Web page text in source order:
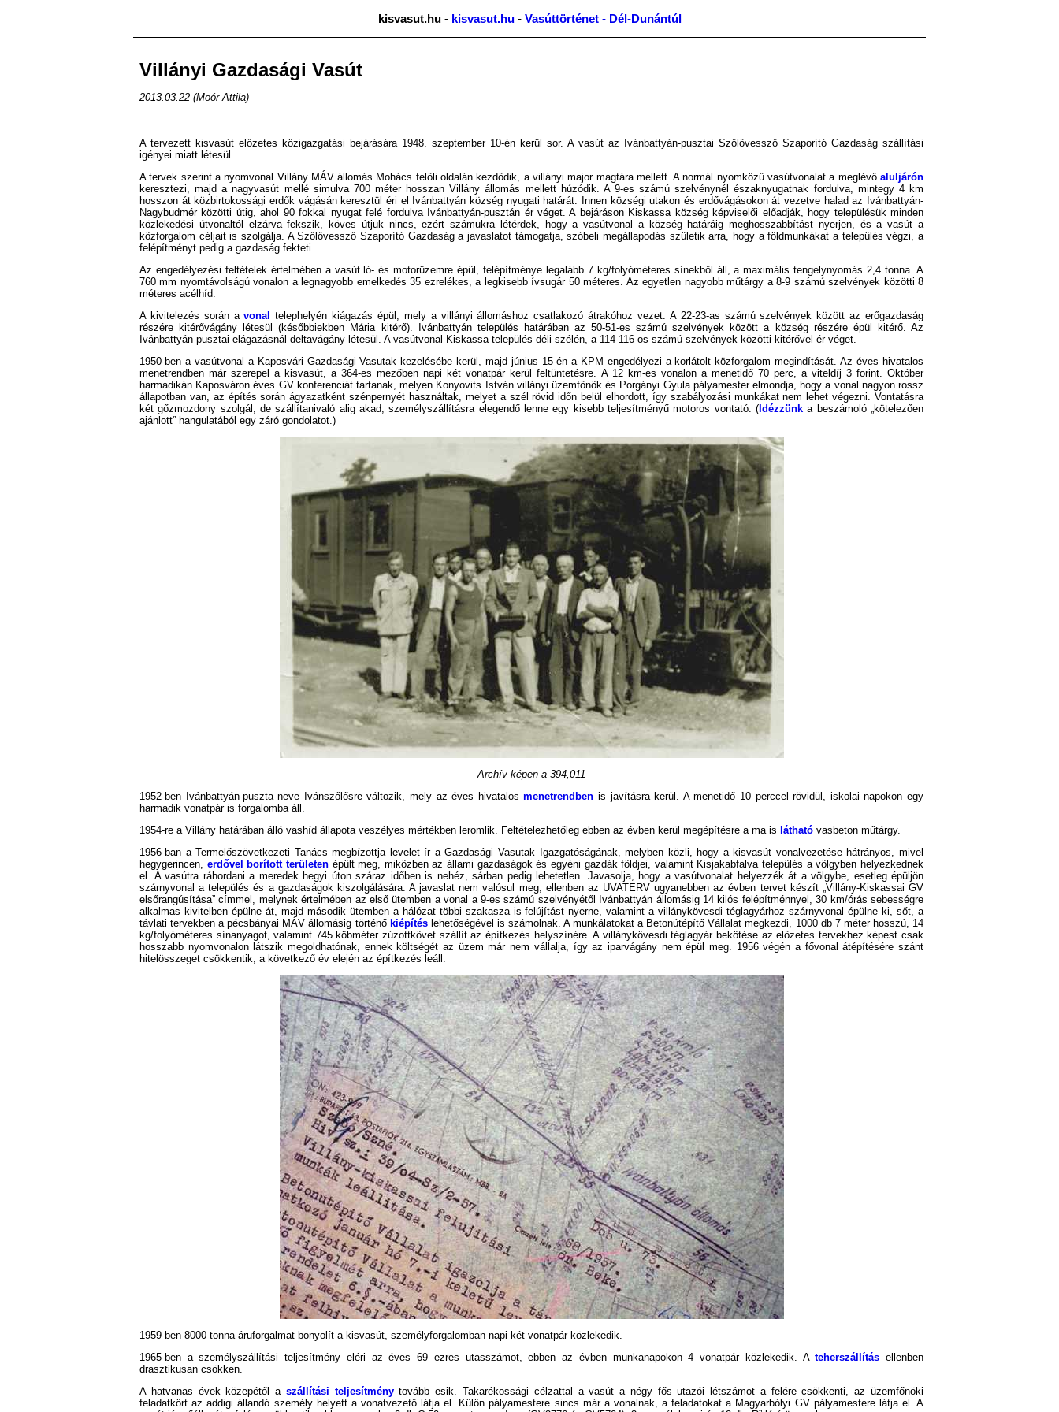
kisvasut.hu - kisvasut.hu- Vasúttörténet - Dél-Dunántúl
Villányi Gazdasági Vasút
2013.03.22 (Moór Attila)
A tervezett kisvasút előzetes közigazgatási bejárására 1948. szeptember 10-én kerül sor. A vasút az Ivánbattyán-pusztai Szőlővessző Szaporító Gazdaság szállítási
igényei miatt létesül.
A tervek szerint a nyomvonal Villány MÁV állomás Mohács felőli oldalán kezdődik, a villányi major magtára mellett. A normál nyomközű vasútvonalat a meglévő aluljárón
keresztezi, majd a nagyvasút mellé simulva 700 méter hosszan Villány állomás mellett húzódik. A 9-es számú szelvénynél északnyugatnak fordulva, mintegy 4 km
hosszon át közbirtokossági erdők vágásán keresztül éri el Ivánbattyán község nyugati határát. Innen községi utakon és erdővágásokon át vezetve halad az Ivánbattyán-
Nagybudmér közötti útig, ahol 90 fokkal nyugat felé fordulva Ivánbattyán-pusztán ér véget. A bejáráson Kiskassa község képviselői előadják, hogy településük minden
közlekedési útvonaltól elzárva fekszik, köves útjuk nincs, ezért számukra létérdek, hogy a vasútvonal a község határáig meghosszabbítást nyerjen, és a vasút a
közforgalom céljait is szolgálja. A Szőlővessző Szaporító Gazdaság a javaslatot támogatja, szóbeli megállapodás születik arra, hogy a földmunkákat a település végzi, a
felépítményt pedig a gazdaság fekteti.
Az engedélyezési feltételek értelmében a vasút ló- és motorüzemre épül, felépítménye legalább 7 kg/folyóméteres sínekből áll, a maximális tengelynyomás 2,4 tonna. A
760 mm nyomtávolságú vonalon a legnagyobb emelkedés 35 ezrelékes, a legkisebb ívsugár 50 méteres. Az egyetlen nagyobb műtárgy a 8-9 számú szelvények közötti 8
méteres acélhíd.
A kivitelezés során avonal telephelyén kiágazás épül, mely a villányi állomáshoz csatlakozó átrakóhoz vezet. A 22-23-as számú szelvények között az erőgazdaság
részére kitérővágány létesül (későbbiekben Mária kitérő). Ivánbattyán település határában az 50-51-es számú szelvények között a község részére épül kitérő. Az
Ivánbattyán-pusztai elágazásnál deltavágány létesül. A vasútvonal Kiskassa település déli szélén, a 114-116-os számú szelvények közötti kitérővel ér véget.
1950-ben a vasútvonal a Kaposvári Gazdasági Vasutak kezelésébe kerül, majd június 15-én a KPM engedélyezi a korlátolt közforgalom megindítását. Az éves hivatalos
menetrendben már szerepel a kisvasút, a 364-es mezőben napi két vonatpár kerül feltüntetésre. A 12 km-es vonalon a menetidő 70 perc, a viteldíj 3 forint. Október
harmadikán Kaposváron éves GV konferenciát tartanak, melyen Konyovits István villányi üzemfőnök és Porgányi Gyula pályamester elmondja, hogy a vonal nagyon rossz
állapotban van, az építés során ágyazatként szénpernyét használtak, melyet a szél rövid időn belül elhordott, így szabályozási munkákat nem lehet végezni. Vontatásra
két gőzmozdony szolgál, de szállítanivaló alig akad, személyszállításra elegendő lenne egy kisebb teljesítményű motoros vontató. ( Idézzünk a beszámoló „kötelezően
ajánlott” hangulatából egy záró gondolatot.)
Archív képen a 394,011
1952-ben Ivánbattyán-puszta neve Ivánszőlősre változik, mely az éves hivatalosmenetrendben is javításra kerül. A menetidő 10 perccel rövidül, iskolai napokon egy
harmadik vonatpár is forgalomba áll.
1954-re a Villány határában álló vashíd állapota veszélyes mértékben leromlik. Feltételezhetőleg ebben az évben kerül megépítésre a ma is látható vasbeton műtárgy.
1956-ban a Termelőszövetkezeti Tanács megbízottja levelet ír a Gazdasági Vasutak Igazgatóságának, melyben közli, hogy a kisvasút vonalvezetése hátrányos, mivel
hegygerincen, erdővel borított területenépült meg, miközben az állami gazdaságok és egyéni gazdák földjei, valamint Kisjakabfalva település a völgyben helyezkednek
el. A vasútra ráhordani a meredek hegyi úton száraz időben is nehéz, sárban pedig lehetetlen. Javasolja, hogy a vasútvonalat helyezzék át a völgybe, esetleg épüljön
szárnyvonal a település és a gazdaságok kiszolgálására. A javaslat nem valósul meg, ellenben az UVATERV ugyanebben az évben tervet készít „Villány-Kiskassai GV
elsőrangúsítása” címmel, melynek értelmében az első ütemben a vonal a 9-es számú szelvényétől Ivánbattyán állomásig 14 kilós felépítménnyel, 30 km/órás sebességre
alkalmas kivitelben épülne át, majd második ütemben a hálózat többi szakasza is felújítást nyerne, valamint a villánykövesdi téglagyárhoz szárnyvonal épülne ki, sőt, a
távlati tervekben a pécsbányai MÁV állomásig történő kiépítéslehetőségével is számolnak. A munkálatokat a Betonútépítő Vállalat megkezdi, 1000 db 7 méter hosszú, 14
kg/folyóméteres sínanyagot, valamint 745 köbméter zúzottkövet szállít az építkezés helyszínére. A villánykövesdi téglagyár bekötése az előzetes tervekhez képest csak
hosszabb nyomvonalon látszik megoldhatónak, ennek költségét az üzem már nem vállalja, így az iparvágány nem épül meg. 1956 végén a fővonal átépítésére szánt
hitelösszeget csökkentik, a következő év elején az építkezés leáll.
1959-ben 8000 tonna áruforgalmat bonyolít a kisvasút, személyforgalomban napi két vonatpár közlekedik.
1965-ben a személyszállítási teljesítmény eléri az éves 69 ezres utasszámot, ebben az évben munkanapokon 4 vonatpár közlekedik. Ateherszállítás ellenben
drasztikusan csökken.
A hatvanas évek közepétől a szállítási teljesítménytovább esik. Takarékossági célzattal a vasút a négy fős utazói létszámot a felére csökkenti, az üzemfőnöki
feladatkört az addigi állandó személy helyett a vonatvezető látja el. Külön pályamestere sincs már a vonalnak, a feladatokat a Magyarbólyi GV pályamestere látja el. A